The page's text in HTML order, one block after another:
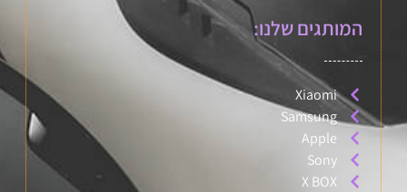
המותגים שלנו:
Xiaomi
Samsung
Apple
Sony
X BOX